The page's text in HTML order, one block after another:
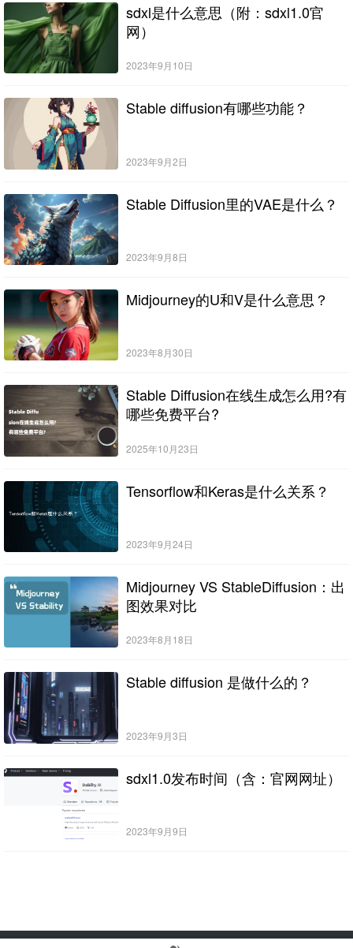
sdxl是什么意思（附：sdxl1.0官
网）
2023年9月10日
Stable diffusion有哪些功能？
2023年9月2日
Stable Diffusion里的VAE是什么？
2023年9月8日
Midjourney的U和V是什么意思？
2023年8月30日
Stable Diffusion在线生成怎么用?有
哪些免费平台?
2025年10月23日
Tensorflow和Keras是什么关系？
2023年9月24日
Midjourney VS StableDiffusion：出
图效果对比
2023年8月18日
Stable diffusion 是做什么的？
2023年9月3日
sdxl1.0发布时间（含：官网网址）
2023年9月9日